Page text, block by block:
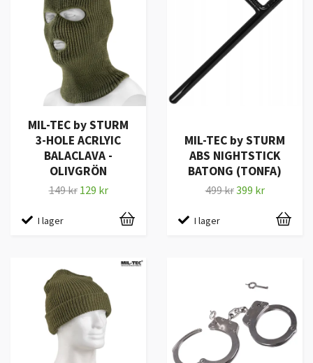
MIL-TEC by STURM
3-HOLE ACRLYIC
BALACLAVA -
OLIVGRÖN
149 kr 129 kr
I lager
MIL-TEC by STURM
ABS NIGHTSTICK
BATONG (TONFA)
499 kr399 kr
I lager